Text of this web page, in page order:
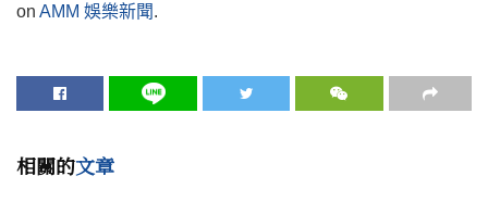
on AMM 娛樂新聞.
相關的文章